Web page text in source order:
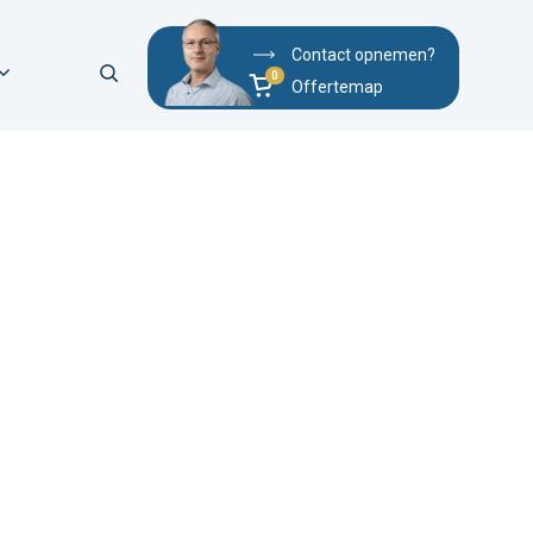
Contact opnemen?
Offertemap